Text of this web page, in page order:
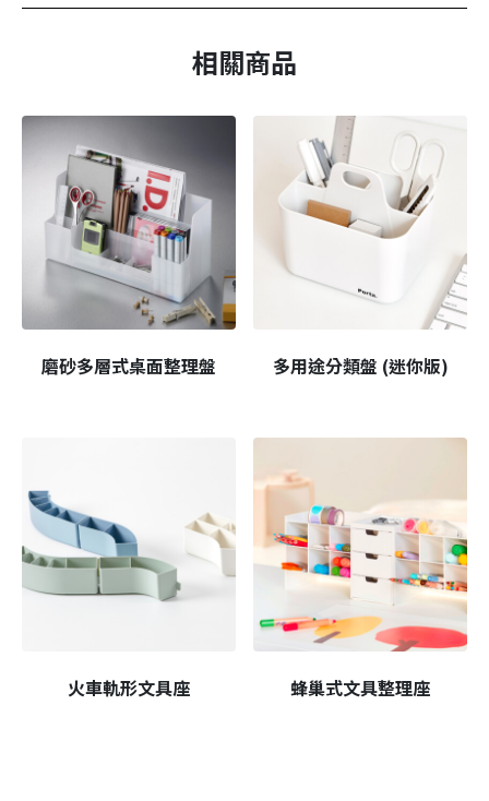
相關商品
磨砂多層式桌面整理盤 多用途分類盤 (迷你版)
火車軌形文具座 蜂巢式文具整理座